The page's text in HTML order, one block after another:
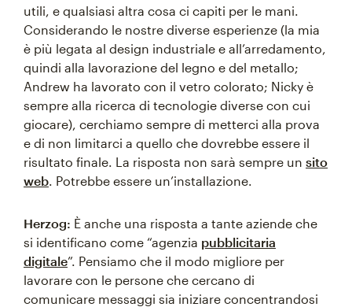
utili, e qualsiasi altra cosa ci capiti per le mani.
Considerando le nostre diverse esperienze (la mia
è più legata al design industriale e all’arredamento,
quindi alla lavorazione del legno e del metallo;
Andrew ha lavorato con il vetro colorato; Nicky è
sempre alla ricerca di tecnologie diverse con cui
giocare), cerchiamo sempre di metterci alla prova
e di non limitarci a quello che dovrebbe essere il
risultato finale. La risposta non sarà sempre un sito
web . Potrebbe essere un’installazione.
Herzog: È anche una risposta a tante aziende che
si identificano come “agenzia pubblicitaria
digitale”. Pensiamo che il modo migliore per
lavorare con le persone che cercano di
comunicare messaggi sia iniziare concentrandosi